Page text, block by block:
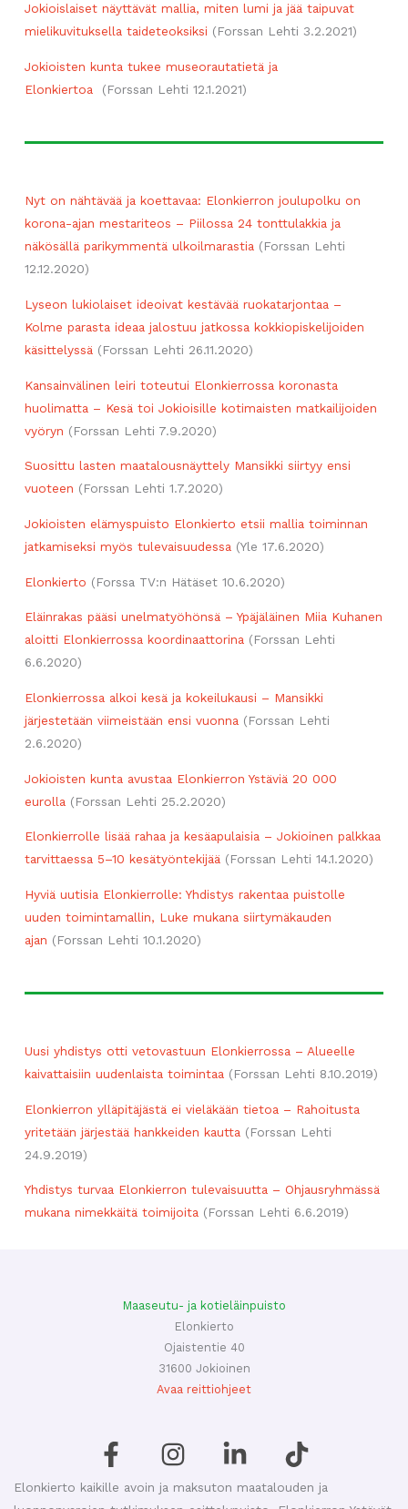
Jokioislaiset näyttävät mallia, miten lumi ja jää taipuvat
mielikuvituksella taideteoksiksi (Forssan Lehti 3.2.2021)
Jokioisten kunta tukee museorautatietä ja
Elonkiertoa
(Forssan Lehti 12.1.2021)
Nyt on nähtävää ja koettavaa: Elonkierron joulupolku on
korona-ajan mestariteos – Piilossa 24 tonttulakkia ja
näkösällä parikymmentä ulkoilmarastia (Forssan Lehti
12.12.2020)
Lyseon lukiolaiset ideoivat kestävää ruokatarjontaa –
Kolme parasta ideaa jalostuu jatkossa kokkiopiskelijoiden
käsittelyssä (Forssan Lehti 26.11.2020)
Kansainvälinen leiri toteutui Elonkierrossa koronasta
huolimatta – Kesä toi Jokioisille kotimaisten matkailijoiden
vyöryn (Forssan Lehti 7.9.2020)
Suosittu lasten maatalousnäyttely Mansikki siirtyy ensi
vuoteen (Forssan Lehti 1.7.2020)
Jokioisten elämyspuisto Elonkierto etsii mallia toiminnan
jatkamiseksi myös tulevaisuudessa (Yle 17.6.2020)
Elonkierto (Forssa TV:n Hätäset 10.6.2020)
Eläinrakas pääsi unelmatyöhönsä – Ypäjäläinen Miia Kuhanen
aloitti Elonkierrossa koordinaattorina (Forssan Lehti
6.6.2020)
Elonkierrossa alkoi kesä ja kokeilukausi – Mansikki
järjestetään viimeistään ensi vuonna (Forssan Lehti
2.6.2020)
Jokioisten kunta avustaa Elonkierron Ystäviä 20 000
eurolla (Forssan Lehti 25.2.2020)
Elonkierrolle lisää rahaa ja kesäapulaisia – Jokioinen palkkaa
tarvittaessa 5–10 kesätyöntekijää (Forssan Lehti 14.1.2020)
Hyviä uutisia Elonkierrolle: Yhdistys rakentaa puistolle
uuden toimintamallin, Luke mukana siirtymäkauden
ajan (Forssan Lehti 10.1.2020)
Uusi yhdistys otti vetovastuun Elonkierrossa – Alueelle
kaivattaisiin uudenlaista toimintaa (Forssan Lehti 8.10.2019)
Elonkierron ylläpitäjästä ei vieläkään tietoa – Rahoitusta
yritetään järjestää hankkeiden kautta (Forssan Lehti
24.9.2019)
Yhdistys turvaa Elonkierron tulevaisuutta – Ohjausryhmässä
mukana nimekkäitä toimijoita (Forssan Lehti 6.6.2019)
Maaseutu- ja kotieläinpuisto
Elonkierto
Ojaistentie 40
31600 Jokioinen
Avaa reittiohjeet
Elonkierto kaikille avoin ja maksuton maatalouden ja